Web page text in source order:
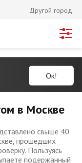
Другой город
Ок!
в Москве
свыше 40
прошедших
Пользуясь
подержанный